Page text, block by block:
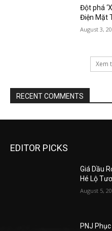
Đột phá
Điện Mặt
August 3,
Xem
RECENT COMMENTS
EDITOR PICKS
Giá Dầu
Hé Lộ
August 5,
PNJ